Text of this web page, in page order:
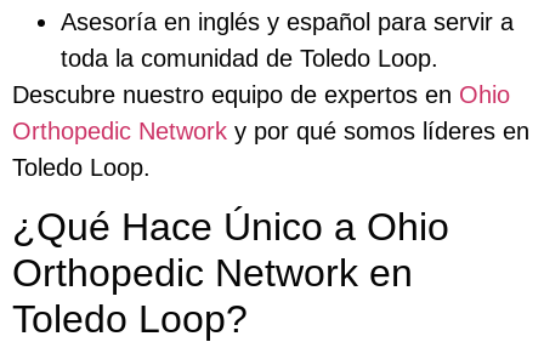
Asesoría en inglés y español para servir a
toda la comunidad de Toledo Loop.
Descubre nuestro equipo de expertos en Ohio
Orthopedic Network y por qué somos líderes en
Toledo Loop.
¿Qué Hace Único a Ohio
Orthopedic Network en
Toledo Loop?